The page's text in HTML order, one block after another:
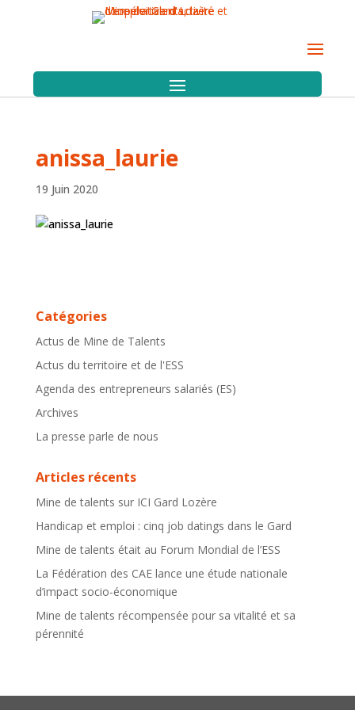
anissa_laurie
19 Juin 2020
Catégories
Actus de Mine de Talents
Actus du territoire et de l'ESS
Agenda des entrepreneurs salariés (ES)
Archives
La presse parle de nous
Articles récents
Mine de talents sur ICI Gard Lozère
Handicap et emploi : cinq job datings dans le Gard
Mine de talents était au Forum Mondial de l’ESS
La Fédération des CAE lance une étude nationale
d’impact socio-économique
Mine de talents récompensée pour sa vitalité et sa
pérennité